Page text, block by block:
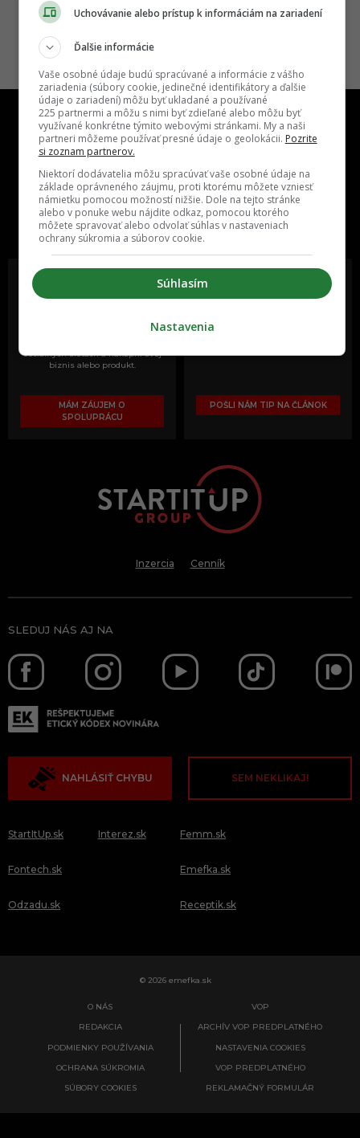
One time najzábavnejšie miesto na
slovenskom internete, next time
najzabávnejšie miesto na svete
sociálnych sieťach a nakopni svoj
biznis alebo produkt.
MÁM ZÁUJEM O
SPOLUPRÁCU
Vieš o niečom zaujímavom alebo
poznáš niekoho, o kom by sme
POŠLI NÁM TIP NA ČLÁNOK
Inzercia Cenník
SLEDUJ NÁS AJ NA
NAHLÁSIŤ CHYBU SEM NEKLIKAJ!
StartItUp.sk
Fontech.sk
Odzadu.sk
Interez.sk Femm.sk
Emefka.sk
Receptik.sk
© 2026 emefka.sk
O NÁS
REDAKCIA
PODMIENKY POUŽÍVANIA
OCHRANA SÚKROMIA
SÚBORY COOKIES
VOP
ARCHÍV VOP PREDPLATNÉHO
NASTAVENIA COOKIES
VOP PREDPLATNÉHO
REKLAMAČNÝ FORMULÁR
Uchovávanie alebo prístup k informáciám na zariadení
Ďalšie informácie
Vaše osobné údaje budú spracúvané a informácie z vášho
zariadenia (súbory cookie, jedinečné identifikátory a ďalšie
údaje o zariadení) môžu byť ukladané a používané
225 partnermi a môžu s nimi byť zdieľané alebo môžu byť
využívané konkrétne týmito webovými stránkami. My a naši
partneri môžeme používať presné údaje o geolokácii. Pozrite
si zoznam partnerov.
Niektorí dodávatelia môžu spracúvať vaše osobné údaje na
základe oprávneného záujmu, proti ktorému môžete vzniesť
námietku pomocou možností nižšie. Dole na tejto stránke
alebo v ponuke webu nájdite odkaz, pomocou ktorého
môžete spravovať alebo odvolať súhlas v nastaveniach
ochrany súkromia a súborov cookie.
Súhlasím
Nastavenia